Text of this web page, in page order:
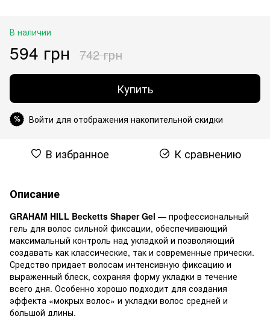
В наличии
594 грн 742 грн
Купить
% Войти для отображения накопительной скидки
В избранное К сравнению
Описание
GRAHAM HILL Becketts Shaper Gel — профессиональный
гель для волос сильной фиксации, обеспечивающий
максимальный контроль над укладкой и позволяющий
создавать как классические, так и современные прически.
Средство придает волосам интенсивную фиксацию и
выраженный блеск, сохраняя форму укладки в течение
всего дня. Особенно хорошо подходит для создания
эффекта «мокрых волос» и укладки волос средней и
большой длины.